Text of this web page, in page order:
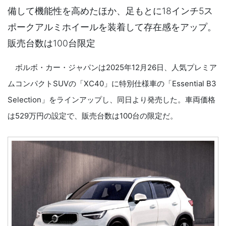
備して機能性を高めたほか、足もとに18インチ5ス
ポークアルミホイールを装着して存在感をアップ。
販売台数は100台限定
ボルボ・カー・ジャパンは2025年12月26日、人気プレミア
ムコンパクトSUVの「XC40」に特別仕様車の「Essential B3
Selection」をラインアップし、同日より発売した。車両価格
は529万円の設定で、販売台数は100台の限定だ。